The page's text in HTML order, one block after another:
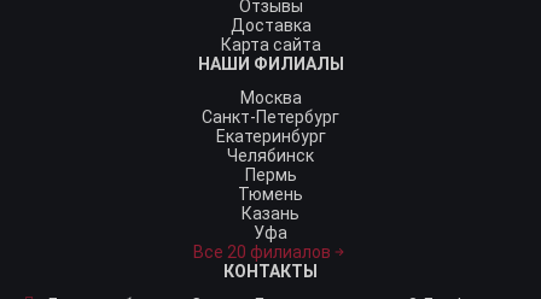
Отзывы
Доставка
Карта сайта
НАШИ ФИЛИАЛЫ
Москва
Санкт-Петербург
Екатеринбург
Челябинск
Пермь
Тюмень
Казань
Уфа
Все 20 филиалов
КОНТАКТЫ